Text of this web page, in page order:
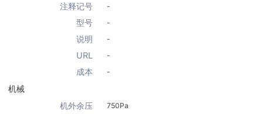
注释记号 -
型号 -
说明 -
URL -
成本 -
机械
机外余压
750Pa